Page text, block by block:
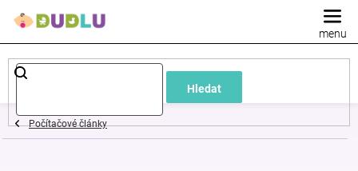
Hledat
Dětské
a
Počítačové články